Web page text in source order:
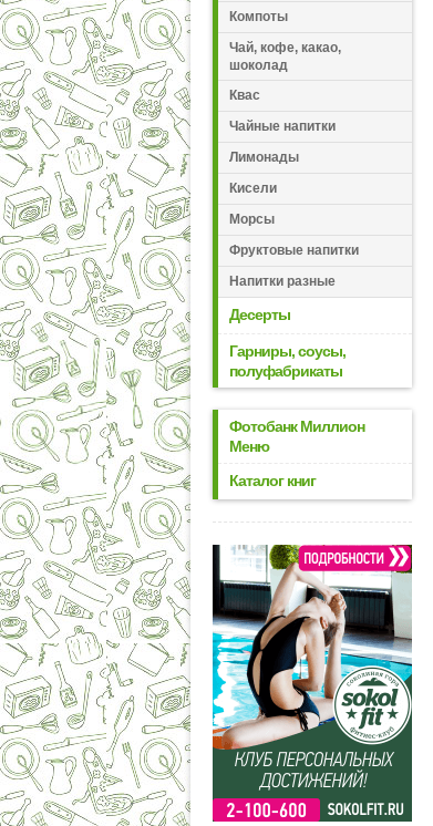
Компоты
Чай, кофе, какао,
шоколад
Квас
Чайные напитки
Лимонады
Кисели
Морсы
Фруктовые напитки
Напитки разные
Десерты
Гарниры, соусы,
полуфабрикаты
Фотобанк Миллион
Меню
Каталог книг